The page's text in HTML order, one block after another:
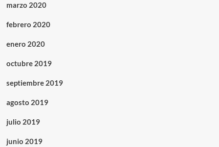
marzo 2020
febrero 2020
enero 2020
octubre 2019
septiembre 2019
agosto 2019
julio 2019
junio 2019